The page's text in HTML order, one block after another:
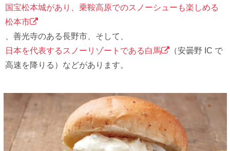
国宝松本城があり、乗鞍⾼原でのスノーシューも楽しめる
松本市
、善光寺のある⻑野市、そして、
⽇本を代表するスノーリゾートである⽩⾺
（安曇野 IC で
⾼速を降りる）などがあります。